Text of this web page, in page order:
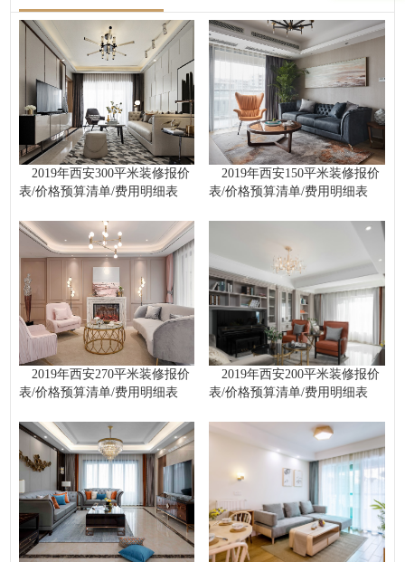
2019年西安300平米装修报价
表/价格预算清单/费用明细表
2019年西安150平米装修报价
表/价格预算清单/费用明细表
2019年西安270平米装修报价
表/价格预算清单/费用明细表
2019年西安200平米装修报价
表/价格预算清单/费用明细表